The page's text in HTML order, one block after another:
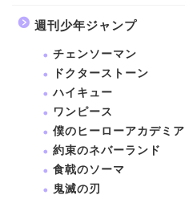
週刊少年ジャンプ
チェンソーマン
ドクターストーン
ハイキュー
ワンピース
僕のヒーローアカデミア
約束のネバーランド
食戟のソーマ
鬼滅の刃